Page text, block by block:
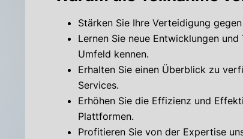
Stärken Sie Ihre Verteidigung
Lernen Sie neue Entwicklungen
Umfeld kennen.
Erhalten Sie einen Überblick zu
Services.
Erhöhen Sie die Effizienz und
Plattformen.
Profitieren Sie von der Expertise